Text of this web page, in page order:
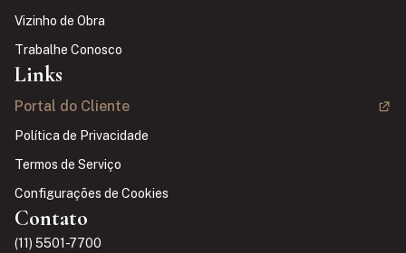
Vizinho de Obra
Trabalhe Conosco
Links
Portal do Cliente
Política de Privacidade
Termos de Serviço
Configurações de Cookies
Contato
(11) 5501-7700